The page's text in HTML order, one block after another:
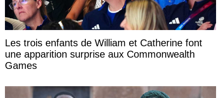
Les trois enfants de William et Catherine font
une apparition surprise aux Commonwealth
Games